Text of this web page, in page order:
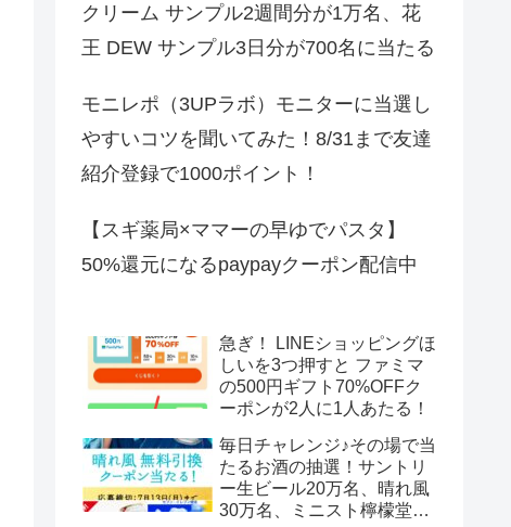
クリーム サンプル2週間分が1万名、花
王 DEW サンプル3日分が700名に当たる
モニレポ（3UPラボ）モニターに当選し
やすいコツを聞いてみた！8/31まで友達
紹介登録で1000ポイント！
【スギ薬局×ママーの早ゆでパスタ】
50%還元になるpaypayクーポン配信中
急ぎ！ LINEショッピングほ
しいを3つ押すと ファミマ
の500円ギフト70%OFFク
ーポンが2人に1人あたる！
毎日チャレンジ♪その場で当
たるお酒の抽選！サントリ
ー生ビール20万名、晴れ風
30万名、ミニスト檸檬堂2